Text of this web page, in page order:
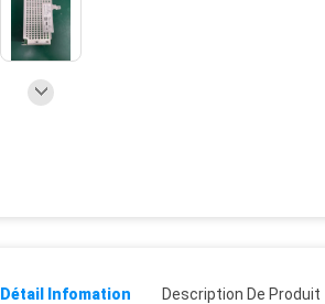
Détail Infomation Description De Produit